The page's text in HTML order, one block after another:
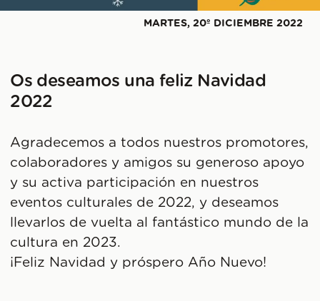
MARTES, 20º DICIEMBRE 2022
Os deseamos una feliz Navidad
2022
Agradecemos a todos nuestros promotores,
colaboradores y amigos su generoso apoyo
y su activa participación en nuestros
eventos culturales de 2022, y deseamos
llevarlos de vuelta al fantástico mundo de la
cultura en 2023.
¡Feliz Navidad y próspero Año Nuevo!